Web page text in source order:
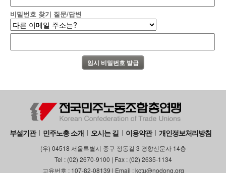
비밀번호 찾기 질문/답변
부설기관 민주노총 소개 오시는 길 이용약관 개인정보처리방침
(우) 04518 서울특별시 중구 정동길 3 경향신문사 14층
Tel : (02) 2670-9100 | Fax : (02) 2635-1134
고유번호 : 107-82-08139 | Email : kctu@nodong.org